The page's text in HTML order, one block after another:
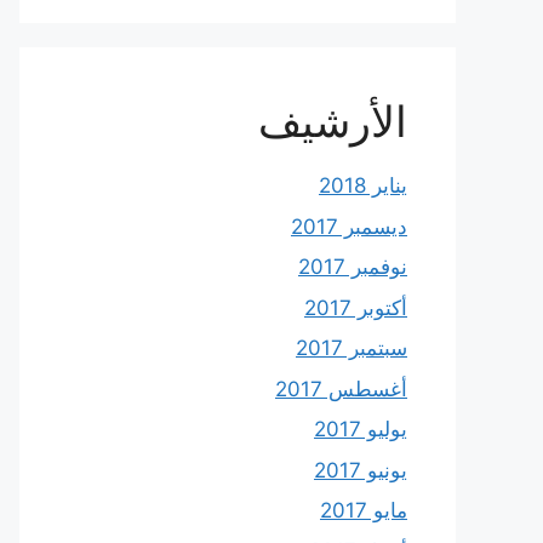
الأرشيف
يناير 2018
ديسمبر 2017
نوفمبر 2017
أكتوبر 2017
سبتمبر 2017
أغسطس 2017
يوليو 2017
يونيو 2017
مايو 2017